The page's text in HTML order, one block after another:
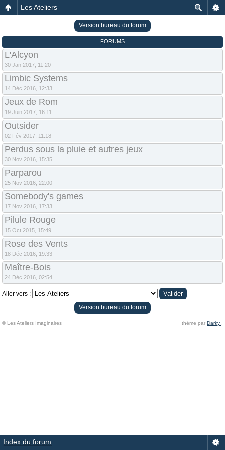
Les Ateliers
Version bureau du forum
FORUMS
L'Alcyon
30 Jan 2017, 11:20
Limbic Systems
14 Déc 2016, 12:33
Jeux de Rom
19 Juin 2017, 16:11
Outsider
02 Fév 2017, 11:18
Perdus sous la pluie et autres jeux
30 Nov 2016, 15:35
Parparou
25 Nov 2016, 22:00
Somebody's games
17 Nov 2016, 17:33
Pilule Rouge
15 Oct 2015, 15:49
Rose des Vents
18 Déc 2016, 19:33
Maître-Bois
24 Déc 2016, 02:54
Aller vers :
Version bureau du forum
© Les Ateliers Imaginaires thème par Darky
Index du forum